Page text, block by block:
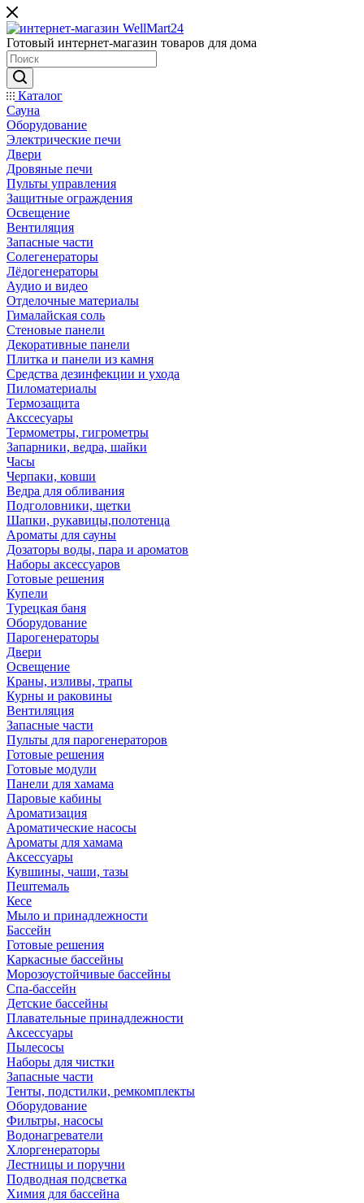
Готовый интернет-магазин товаров для дома
Каталог
Сауна
Оборудование
Электрические печи
Двери
Дровяные печи
Пульты управления
Защитные ограждения
Освещение
Вентиляция
Запасные части
Солегенераторы
Лёдогенераторы
Аудио и видео
Отделочные материалы
Гималайская соль
Стеновые панели
Декоративные панели
Плитка и панели из камня
Средства дезинфекции и ухода
Пиломатериалы
Термозащита
Аксcесуары
Термометры, гигрометры
Запарники, ведра, шайки
Часы
Черпаки, ковши
Ведра для обливания
Подголовники, щетки
Шапки, рукавицы,полотенца
Ароматы для сауны
Дозаторы воды, пара и ароматов
Наборы аксессуаров
Готовые решения
Купели
Турецкая баня
Оборудование
Парогенераторы
Двери
Освещение
Краны, изливы, трапы
Курны и раковины
Вентиляция
Запасные части
Пульты для парогенераторов
Готовые решения
Готовые модули
Панели для хамама
Паровые кабины
Ароматизация
Ароматические насосы
Ароматы для хамама
Аксессуары
Кувшины, чаши, тазы
Пештемаль
Кесе
Мыло и принадлежности
Бассейн
Готовые решения
Каркасные бассейны
Морозоустойчивые бассейны
Спа-бассейн
Детские бассейны
Плавательные принадлежности
Аксессуары
Пылесосы
Наборы для чистки
Запасные части
Тенты, подстилки, ремкомплекты
Оборудование
Фильтры, насосы
Водонагреватели
Хлоргенераторы
Лестницы и поручни
Подводная подсветка
Химия для бассейна